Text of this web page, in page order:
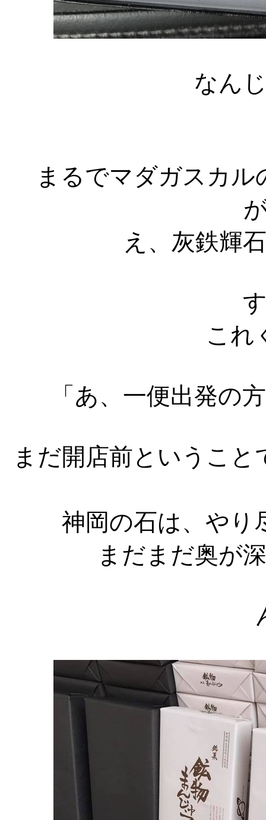
なん
まるでマダガスカ
え、灰鉄輝
これ
「あ、一便出発の
まだ開店前というこ
神岡の石は、やり
まだまだ奥が